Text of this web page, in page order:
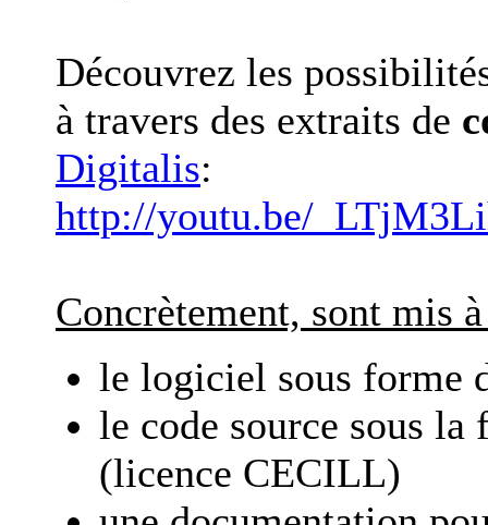
Découvrez les
à travers des extraits de
Digitalis:
http://youtu.be/
Concrètement, sont mis
le logiciel sous forme
le code source sous
(licence CECILL)